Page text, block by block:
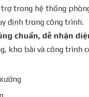
trong hệ thống
định trong công trình.
chuẩn, dễ nhận
kho bãi và công trình